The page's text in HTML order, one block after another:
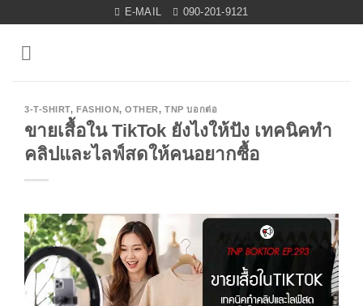
content
E-MAIL 090-201-9121
3-T-SHIRT,FASHION,OTHER,TNP บอกต่อ
ขายเสื้อใน TikTok ยังไงให้ปัง เทคนิคทำ
คลิปและไลฟ์สดให้คนอยากซื้อ